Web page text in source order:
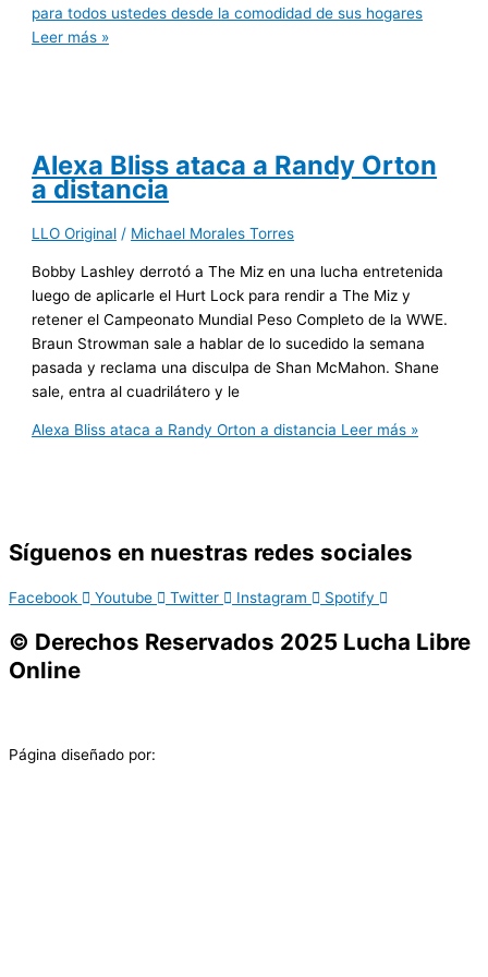
para todos ustedes desde la comodidad de sus hogares
Leer más »
Alexa Bliss ataca a Randy Orton
a distancia
LLO Original / Michael Morales Torres
Bobby Lashley derrotó a The Miz en una lucha entretenida
luego de aplicarle el Hurt Lock para rendir a The Miz y
retener el Campeonato Mundial Peso Completo de la WWE.
Braun Strowman sale a hablar de lo sucedido la semana
pasada y reclama una disculpa de Shan McMahon. Shane
sale, entra al cuadrilátero y le
Alexa Bliss ataca a Randy Orton a distancia Leer más »
Síguenos en nuestras redes sociales
Facebook Youtube Twitter Instagram Spotify
© Derechos Reservados 2025 Lucha Libre
Online
Página diseñado por: